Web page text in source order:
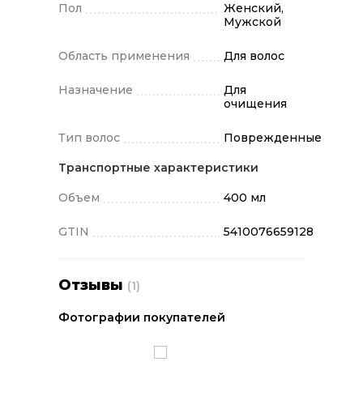
Пол
Женский,
Мужской
Область применения Для волос
Назначение
Для
очищения
Тип волос Поврежденные
Транспортные характеристики
Объем 400 мл
GTIN 5410076659128
Отзывы (1)
Фотографии покупателей